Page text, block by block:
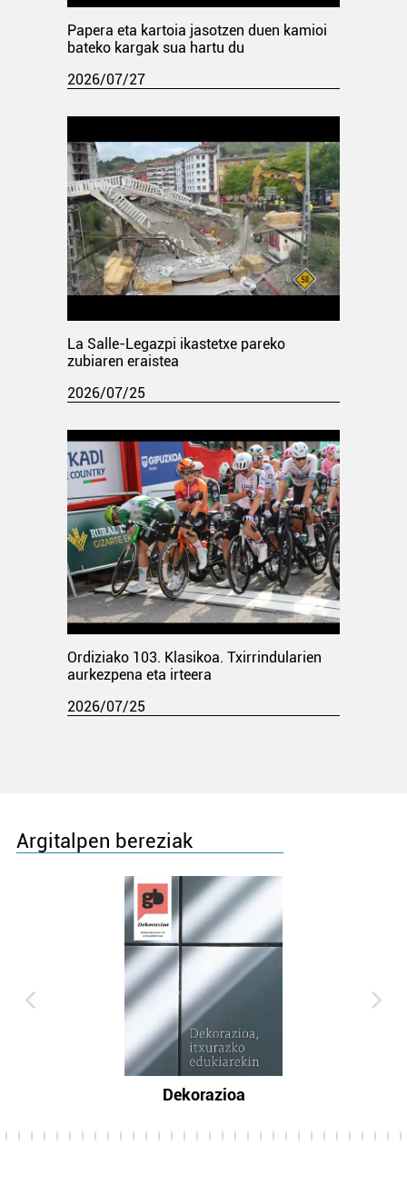
Papera eta kartoia jasotzen duen kamioi
bateko kargak sua hartu du
2026/07/27
La Salle-Legazpi ikastetxe pareko
zubiaren eraistea
2026/07/25
Ordiziako 103. Klasikoa. Txirrindularien
aurkezpena eta irteera
2026/07/25
Argitalpen bereziak
Dekorazioa